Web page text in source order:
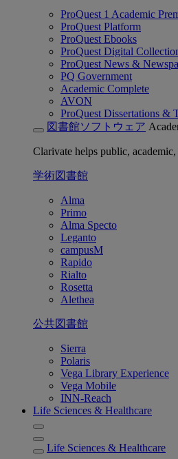
ProQuest 1 Academic
ProQuest Platform
ProQuest Ebooks
ProQuest Digital
ProQuest News &
PQ Government
Academic Complete
AVON
ProQuest Dissertations &
図書館ソフトウェア
Clarivate helps public,
学術図書館
Alma
Primo
Alma Specto
Leganto
campusM
Rapido
Rialto
Rosetta
Alethea
公共図書館
Sierra
Polaris
Vega Library Experience
Vega Mobile
INN-Reach
Life Sciences & Healthcare
Life Sciences & Healthcare